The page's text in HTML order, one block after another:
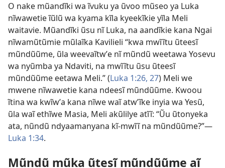
O nake mũandĩki wa ĩvuku ya ũvoo mũseo ya Luka
nĩwawetie ĩũlũ wa kyama kĩla kyeekĩkie yĩla Meli
waitavie. Mũandĩki ũsu nĩ Luka, na aandĩkie kana Ngai
nĩwamũtũmie mũlaĩka Kavilieli “kwa mwĩĩtu ũteesĩ
mũndũũme, ũla weevaĩtwʼe nĩ mũndũ weetawa Yosevu
wa nyũmba ya Ndaviti, na mwĩĩtu ũsu ũteesĩ
mũndũũme eetawa Meli.” (Luka 1:26, 27) Meli we
mwene nĩwawetie kana ndeesĩ mũndũũme. Kwoou
ĩtina wa kwĩwʼa kana nĩwe waĩ atwʼĩke inyia wa Yesũ,
ũla waĩ ethĩwe Masia, Meli akũlilye atĩĩ: “Ũu ũtonyeka
ata, nũndũ ndyaamanyana kĩ-mwĩĩ na mũndũũme?”​—
Luka 1:34.
Mũndũ mũka ũtesĩ mũndũũme aĩ